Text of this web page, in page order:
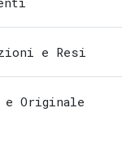
e Resi
e Originale